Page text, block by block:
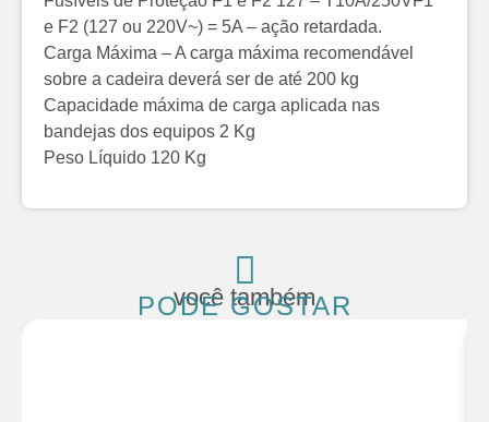
e F2 (127 ou 220V~) = 5A – ação retardada.
Carga Máxima – A carga máxima recomendável
sobre a cadeira deverá ser de até 200 kg
Capacidade máxima de carga aplicada nas
bandejas dos equipos 2 Kg
Peso Líquido 120 Kg
você também
PODE GOSTAR